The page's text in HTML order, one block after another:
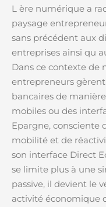
L ère numérique a
paysage
sans précédent aux
entreprises ainsi qu
Dans ce contexte de
entrepreneurs
bancaires de
mobiles ou des
Epargne, consciente
mobilité et de
son interface Direct
se limite plus à une
passive, il devient le
activité économique